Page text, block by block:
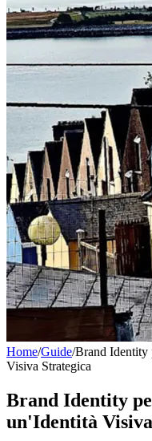
Home/Guide/Brand Identity
Visiva Strategica
Brand Identity
un'Identità